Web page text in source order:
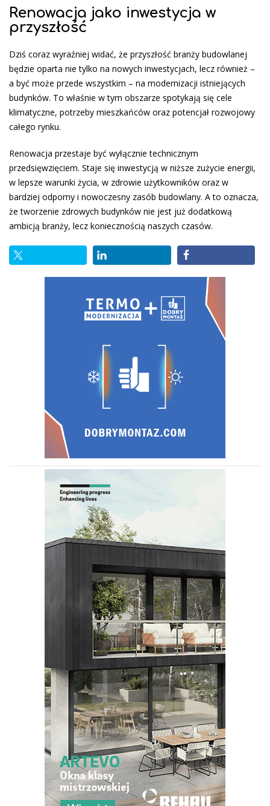
Renowacja jako inwestycja w
przyszłość
Dziś coraz wyraźniej widać, że przyszłość branży budowlanej
będzie oparta nie tylko na nowych inwestycjach, lecz również –
a być może przede wszystkim – na modernizacji istniejących
budynków. To właśnie w tym obszarze spotykają się cele
klimatyczne, potrzeby mieszkańców oraz potencjał rozwojowy
całego rynku.
Renowacja przestaje być wyłącznie technicznym
przedsięwzięciem. Staje się inwestycją w niższe zużycie energii,
w lepsze warunki życia, w zdrowie użytkowników oraz w
bardziej odporny i nowoczesny zasób budowlany. A to oznacza,
że tworzenie zdrowych budynków nie jest już dodatkową
ambicją branży, lecz koniecznością naszych czasów.